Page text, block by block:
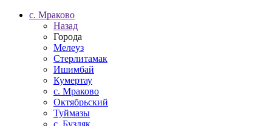
c. Мраково
Назад
Города
Мелеуз
Стерлитамак
Ишимбай
Кумертау
c. Мраково
Октябрьский
Туймазы
c. Буздяк